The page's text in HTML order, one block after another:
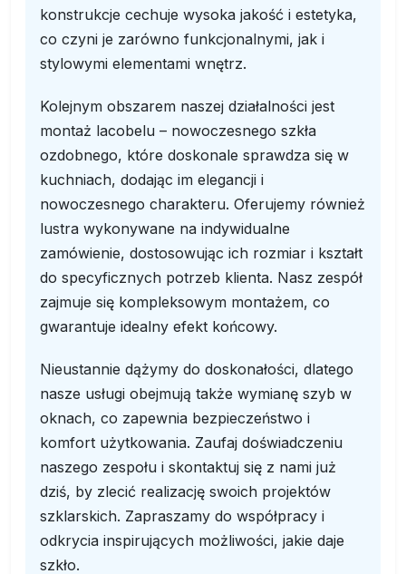
konstrukcje cechuje wysoka jakość i estetyka,
co czyni je zarówno funkcjonalnymi, jak i
stylowymi elementami wnętrz.
Kolejnym obszarem naszej działalności jest
montaż lacobelu – nowoczesnego szkła
ozdobnego, które doskonale sprawdza się w
kuchniach, dodając im elegancji i
nowoczesnego charakteru. Oferujemy również
lustra wykonywane na indywidualne
zamówienie, dostosowując ich rozmiar i kształt
do specyficznych potrzeb klienta. Nasz zespół
zajmuje się kompleksowym montażem, co
gwarantuje idealny efekt końcowy.
Nieustannie dążymy do doskonałości, dlatego
nasze usługi obejmują także wymianę szyb w
oknach, co zapewnia bezpieczeństwo i
komfort użytkowania. Zaufaj doświadczeniu
naszego zespołu i skontaktuj się z nami już
dziś, by zlecić realizację swoich projektów
szklarskich. Zapraszamy do współpracy i
odkrycia inspirujących możliwości, jakie daje
szkło.